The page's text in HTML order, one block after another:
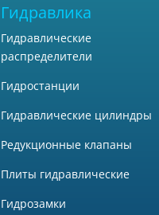
Гидравлика
Гидравлические
распределители
Гидростанции
Гидравлические цилиндры
Редукционные клапаны
Плиты гидравлические
Гидрозамки